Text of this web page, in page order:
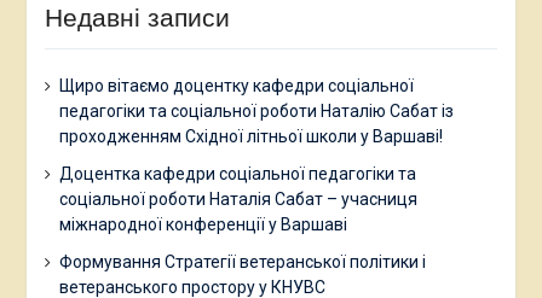
Недавні записи
Щиро вітаємо доцентку кафедри соціальної
педагогіки та соціальної роботи Наталію Сабат із
проходженням Східної літньої школи у Варшаві!
Доцентка кафедри соціальної педагогіки та
соціальної роботи Наталія Сабат – учасниця
міжнародної конференції у Варшаві
Формування Стратегії ветеранської політики і
ветеранського простору у КНУВС